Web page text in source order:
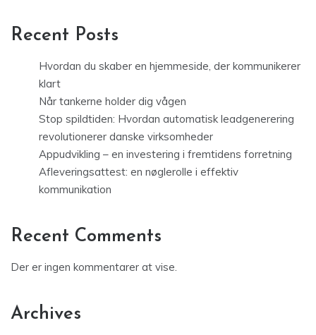
Recent Posts
Hvordan du skaber en hjemmeside, der kommunikerer
klart
Når tankerne holder dig vågen
Stop spildtiden: Hvordan automatisk leadgenerering
revolutionerer danske virksomheder
Appudvikling – en investering i fremtidens forretning
Afleveringsattest: en nøglerolle i effektiv
kommunikation
Recent Comments
Der er ingen kommentarer at vise.
Archives